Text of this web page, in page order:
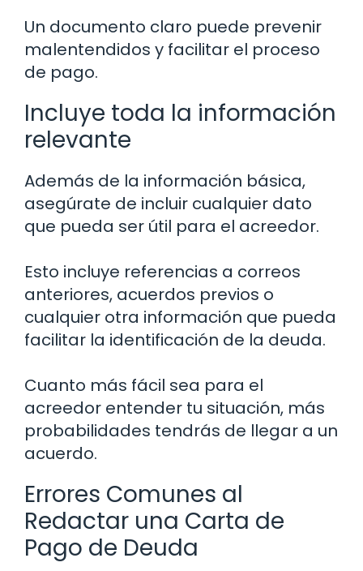
Un documento claro puede prevenir
malentendidos y facilitar el proceso
de pago.
Incluye toda la información
relevante
Además de la información básica,
asegúrate de incluir cualquier dato
que pueda ser útil para el acreedor.
Esto incluye referencias a correos
anteriores, acuerdos previos o
cualquier otra información que pueda
facilitar la identificación de la deuda.
Cuanto más fácil sea para el
acreedor entender tu situación, más
probabilidades tendrás de llegar a un
acuerdo.
Errores Comunes al
Redactar una Carta de
Pago de Deuda